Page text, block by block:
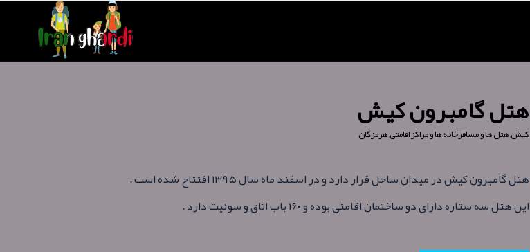
هتل گامبرون کیش
کیش,هتل ها و مسافرخانه ها و مراکز اقامتی,هرمزگان
هتل گامبرون کیش در میدان ساحل قرار دارد و در اسفند ماه سال ۱۳۹۵ افتتاح شده است .
این هتل سه ستاره دارای دو ساختمان اقامتی بوده و ۱۶۰ باب اتاق و سوئیت دارد .